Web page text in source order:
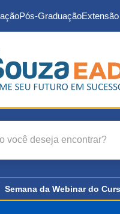
Pós-Graduação
Semana da Webinar do